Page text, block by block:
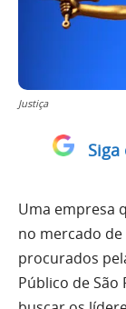
Justiça
Uma empresa
no mercado
procurados
Público de